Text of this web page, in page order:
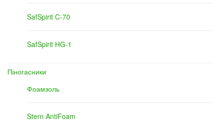
SafSpirit C-70
SafSpirit HG-1
Піногасники
Фоамзоль
Stern AntiFoam